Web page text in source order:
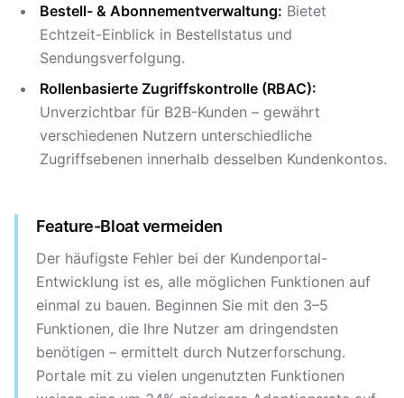
Bestell- & Abonnementverwaltung: Bietet
Echtzeit-Einblick in Bestellstatus und
Sendungsverfolgung.
Rollenbasierte Zugriffskontrolle (RBAC):
Unverzichtbar für B2B-Kunden – gewährt
verschiedenen Nutzern unterschiedliche
Zugriffsebenen innerhalb desselben Kundenkontos.
Feature-Bloat vermeiden
Der häufigste Fehler bei der Kundenportal-
Entwicklung ist es, alle möglichen Funktionen auf
einmal zu bauen. Beginnen Sie mit den 3–5
Funktionen, die Ihre Nutzer am dringendsten
benötigen – ermittelt durch Nutzerforschung.
Portale mit zu vielen ungenutzten Funktionen